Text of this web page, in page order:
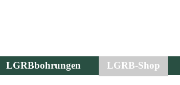
LGRBbohrungen LGRB-Shop